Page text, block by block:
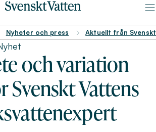
Nyheter och press Aktuellt från
och variation
Svenskt Vattens